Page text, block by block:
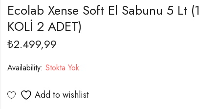
Ecolab Xense Soft El Sabunu 5 Lt (1
KOLİ 2 ADET)
₺2.499,99
Availability: Stokta Yok
Add to wishlist